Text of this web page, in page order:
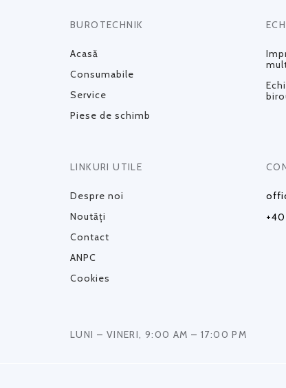
BUROTECHNIK
Acasă
Consumabile
Service
Piese de schimb
LINKURI UTILE
Despre noi
Noutăți
Contact
ANPC
Cookies
LUNI – VINERI, 9:00 AM – 17:00 PM